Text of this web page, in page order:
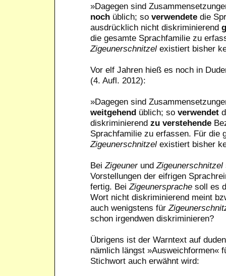
»Dagegen sind
nochüblich; so verwendetedie
ausdrücklich nicht diskriminierend
die gesamte Sprachfamilie zu
Zigeunerschnitzelexistiert bisher
Vor elf Jahren hieß es noch in
(4. Aufl. 2012):
»Dagegen sind
weitgehendüblich; so verwendet
diskriminierend zu verstehende
Sprachfamilie zu erfassen. Für die
Zigeunerschnitzelexistiert bisher
Bei Zigeunerund Zigeunerschnitzel
Vorstellungen der eifrigen
fertig. Bei Zigeunersprachesoll es
Wort nicht diskriminierend meint
auch wenigstens für
schon irgendwen diskriminieren?
Übrigens ist der Warntext auf
nämlich längst »Ausweichformen«
Stichwort auch erwähnt wird: